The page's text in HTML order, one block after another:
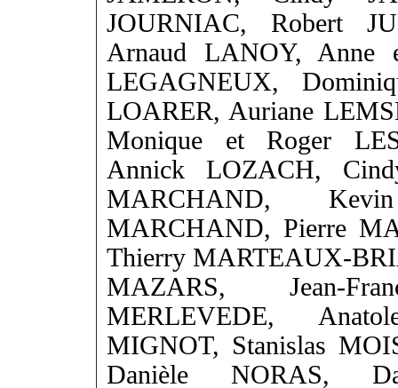
JOURNIAC, Robert
Arnaud LANOY, Anne
LEGAGNEUX,
LOARER, Auriane
Monique et Roger
Annick LOZACH,
MARCHAND,
MARCHAND, Pierre
Thierry MARTEAUX-
MAZARS, Jean-
MERLEVEDE,
MIGNOT, Stanislas
Danièle NORAS,